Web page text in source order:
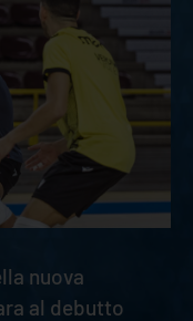
nuova
al debutto